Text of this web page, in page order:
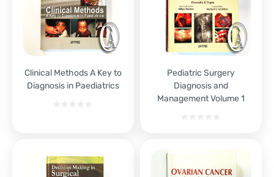
Clinical Methods A Key to
Diagnosis in Paediatrics
Pediatric Surgery
Diagnosis and
Management Volume 1